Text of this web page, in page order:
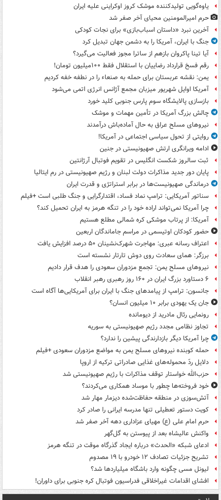
یاوه‌گویی تولیدکننده موشک کروز اوکراینی علیه ایران
حرم امیرالمومنین محیای آخر صفر شد
آخرین نبرد «داستان اسباب‌بازی» برای نجات کودکی
جنگ با ایران، آمریکا را به دشمن جهان تبدیل کرد
آیا تینا پاکروان بازهم از ساترا مجوز فعالیت می‌گیرد؟
رقم فسخ قرارداد رضاییان با استقلال فقط ۱۰۰میلیون تومان!
یمن: نقشه عربستان برای حمله به صنعاء را در نطفه خفه کردیم
آمریکا اوایل شهریور میزبان مجمع آژانس انرژی اتمی می‌شود
بازسازی پالایشگاه سوم پارس جنوبی کلید خورد
چالش بزرگ آمریکا در تأمین مهمات و موشک
نیروهای مسلح عراق به حال آماده‌باش درآمدند
روایتی از تحول سیاسی اجتماعی در آمریکا!
ادامه ویرانگری ارتش صهیونیستی در جنین
ثبت سالروز شکست انگلیس در تقویم فوتبال آرژانتین
پایان دور جدید مذاکرات دولت لبنان و رژیم صهیونیستی در رم ایتالیا
درماندگی صهیونیست‌ها در برابر استراتژی و قدرت ایران
سناتور آمریکایی: ترامپ نماد فساد، اقتدارگرایی و جنگ طلبی است +فیلم
چرا آمریکا نمی‌تواند اراده خود را در تنگه هرمز به ایران تحمیل کند؟
آمریکا: از پرتاب موشکی کره شمالی مطلع هستیم
حضور کودکان اوتیسمی در مراسم جاماندگان اربعین
اعتراف رسانه عبری: مهاجرت شهرک‌نشینان ۵۰ درصد افزایش یافت
برزگر: همای سعادت روی دوش تارتار نشسته است
نیروهای مسلح یمن: تجمع مزدوران سعودی را هدف قرار دادیم
۶ دستاورد بزرگ ایران در ۱۶۰ روز رهبری رهبر انقلاب
جانسون: ترامپ از پیامدهای جنگ با ایران برای آمریکایی‌ها آگاه است
جان یک یهودی برابر ۱۰ میلیون انسان؟
رونمایی رئال مادرید از دیومانده
تجاوز نظامی مجدد رژیم صهیونیستی به سوریه
چرا آمریکا دیگر بازدارندگی پیشین را ندارد؟
حمله کوبنده نیروهای مسلح یمن به مواضع مزدوران سعودی +فیلم
دلایل ردّ محموله‌های غذایی صادراتی ترکیه از اروپا
حزب‌الله خواستار توقف مذاکرات با رژیم صهیونیستی شد
خود فروخته‌ها چطور با موساد همکاری می‌کردند؟
آتش‌سوزی در منطقه حفاظت‌شده دیزمار مهار شد
کویت دستور تعطیلی تنها مدرسه ایرانی را صادر کرد
حرم امام علی (ع) مهیای عزاداری دهه آخر صفر شد
واکنش عالیشاه بعد از پیوستن به گل‌گهر
ادعای شبکه «الحدث» درباره ایجاد گذرگاه موقت در تنگه هرمز
تشریح جزئیات تصادف ۱۲ خودرو با ۱۹ مصدوم
لیونل مسی چگونه وارد باشگاه میلیاردها شد؟
افشای اقدامات غیراخلاقی فدراسیون فوتبال کره جنوبی برای داوران!